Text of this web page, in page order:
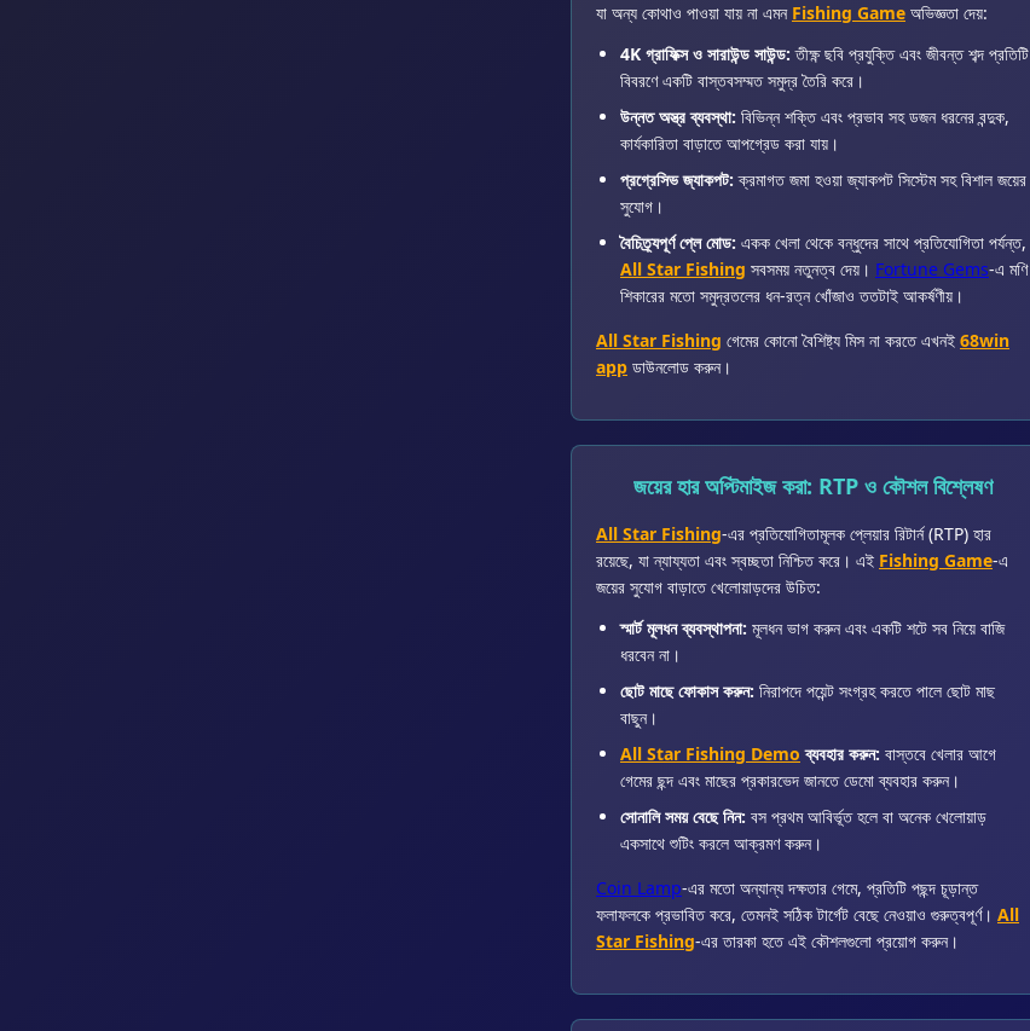
যা অন্য কোথাও পাওয়া যায় না এমন Fishing Game অভিজ্ঞতা দেয়:
4K গ্রাফিক্স ও সারাউন্ড সাউন্ড: তীক্ষ্ণ ছবি প্রযুক্তি এবং জীবন্ত শব্দ প্রতিটি
বিবরণে একটি বাস্তবসম্মত সমুদ্র তৈরি করে।
উন্নত অস্ত্র ব্যবস্থা: বিভিন্ন শক্তি এবং প্রভাব সহ ডজন ধরনের বন্দুক,
কার্যকারিতা বাড়াতে আপগ্রেড করা যায়।
প্রগ্রেসিভ জ্যাকপট: ক্রমাগত জমা হওয়া জ্যাকপট সিস্টেম সহ বিশাল জয়ের
সুযোগ।
বৈচিত্র্যপূর্ণ প্লে মোড: একক খেলা থেকে বন্ধুদের সাথে প্রতিযোগিতা পর্যন্ত,
All Star Fishing সবসময় নতুনত্ব দেয়। Fortune Gems-এ মণি
শিকারের মতো সমুদ্রতলের ধন-রত্ন খোঁজাও ততটাই আকর্ষণীয়।
All Star Fishing গেমের কোনো বৈশিষ্ট্য মিস না করতে এখনই 68win
app ডাউনলোড করুন।
জয়ের হার অপ্টিমাইজ করা: RTP ও কৌশল বিশ্লেষণ
All Star Fishing-এর প্রতিযোগিতামূলক প্লেয়ার রিটার্ন (RTP) হার
রয়েছে, যা ন্যায্যতা এবং স্বচ্ছতা নিশ্চিত করে। এই Fishing Game-এ
জয়ের সুযোগ বাড়াতে খেলোয়াড়দের উচিত:
স্মার্ট মূলধন ব্যবস্থাপনা: মূলধন ভাগ করুন এবং একটি শটে সব নিয়ে বাজি
ধরবেন না।
ছোট মাছে ফোকাস করুন: নিরাপদে পয়েন্ট সংগ্রহ করতে পালে ছোট মাছ
বাছুন।
All Star Fishing Demo ব্যবহার করুন: বাস্তবে খেলার আগে
গেমের ছন্দ এবং মাছের প্রকারভেদ জানতে ডেমো ব্যবহার করুন।
সোনালি সময় বেছে নিন: বস প্রথম আবির্ভূত হলে বা অনেক খেলোয়াড়
একসাথে শুটিং করলে আক্রমণ করুন।
Coin Lamp-এর মতো অন্যান্য দক্ষতার গেমে, প্রতিটি পছন্দ চূড়ান্ত
ফলাফলকে প্রভাবিত করে, তেমনই সঠিক টার্গেট বেছে নেওয়াও গুরুত্বপূর্ণ। All
Star Fishing-এর তারকা হতে এই কৌশলগুলো প্রয়োগ করুন।